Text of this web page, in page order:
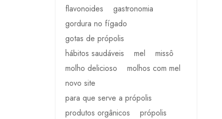
flavonoides
gastronomia
gordura no fígado
gotas de própolis
hábitos saudáveis
mel
missô
molho delicioso
molhos com mel
novo site
para que serve a própolis
produtos orgânicos
própolis